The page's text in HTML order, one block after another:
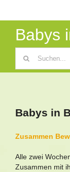
Babys
nach:
Babys in
Zusammen
Alle zwei
Zusammen mit